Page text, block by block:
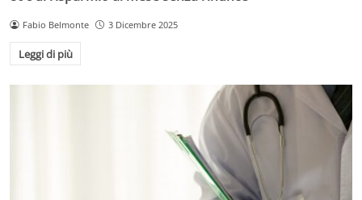
Fabio Belmonte 3 Dicembre 2025
Leggi di più